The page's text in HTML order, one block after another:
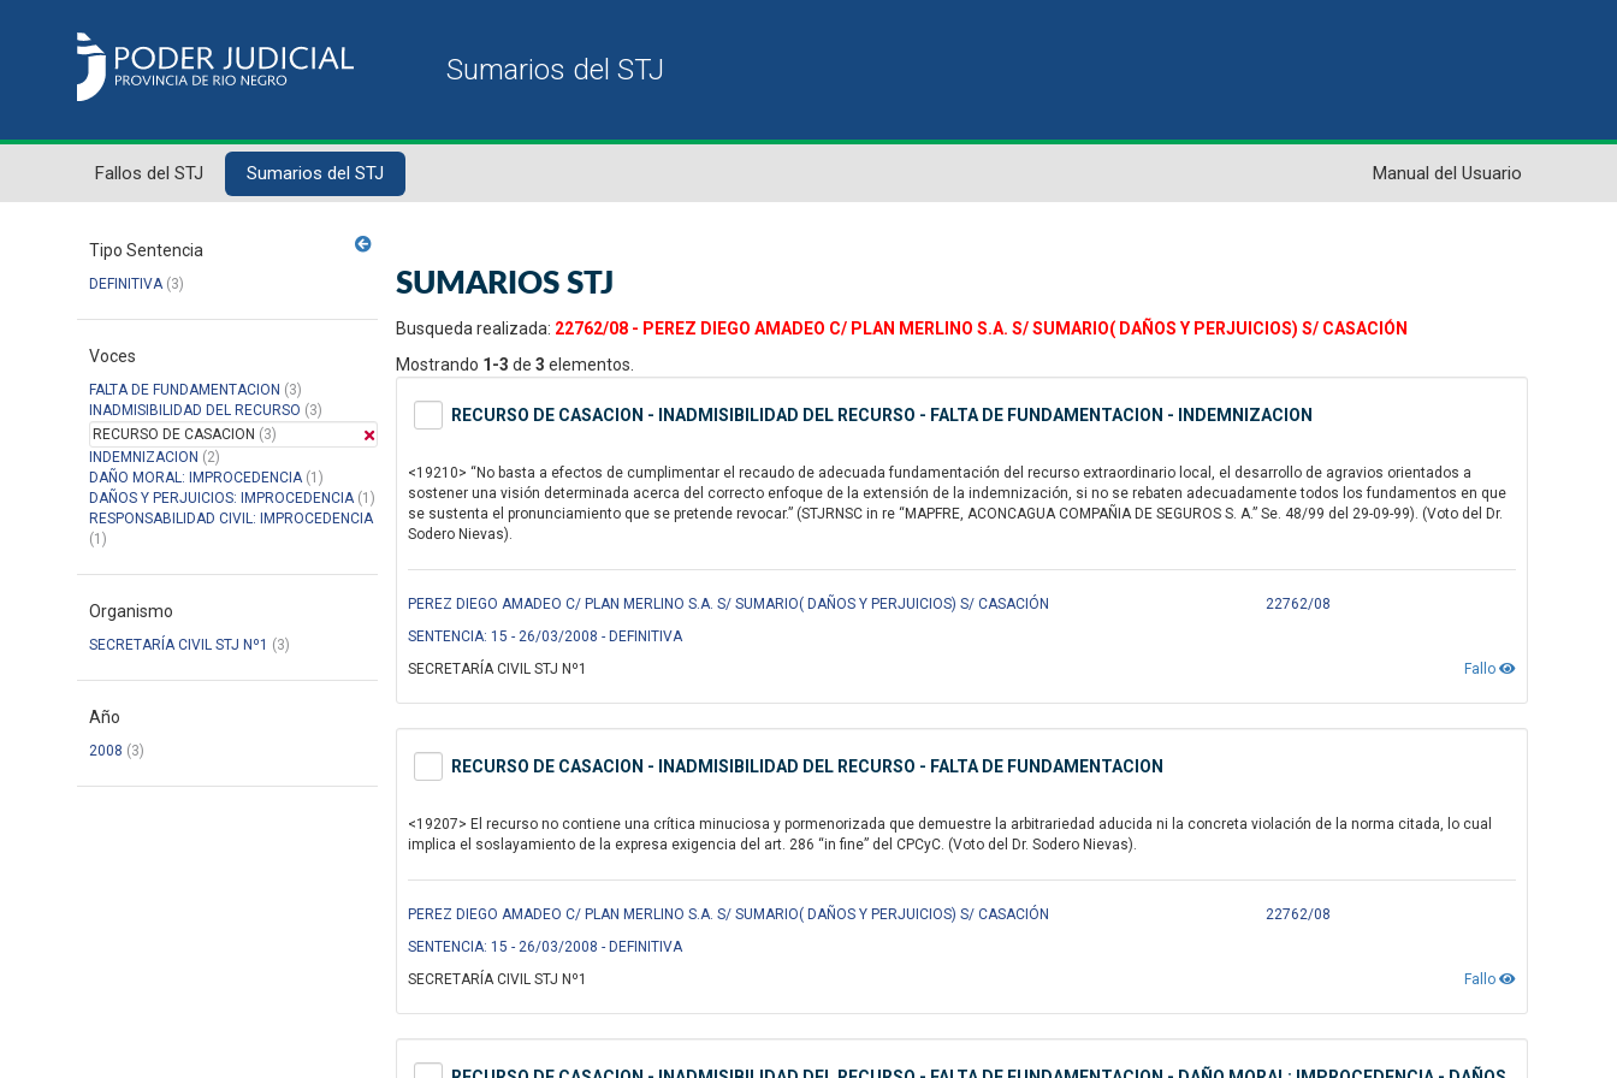
Fallos del STJ Sumarios del STJ Manual del Usuario
Tipo Sentencia
DEFINITIVA(3)
Voces
FALTA DE FUNDAMENTACION (3)
INADMISIBILIDAD DEL RECURSO (3)
RECURSO DE CASACION (3)
INDEMNIZACION (2)
DAÑO MORAL: IMPROCEDENCIA(1)
DAÑOS Y PERJUICIOS: IMPROCEDENCIA(1)
RESPONSABILIDAD CIVIL: IMPROCEDENCIA
(1)
Organismo
SECRETARÍA CIVIL STJ Nº1 (3)
Año
2008 (3)
SUMARIOS STJ
Busqueda realizada: 22762/08 - PEREZ DIEGO AMADEO C/ PLAN MERLINO S.A. S/ SUMARIO( DAÑOS Y PERJUICIOS) S/ CASACIÓN
Mostrando 1-3 de 3 elementos.
RECURSO DE CASACION - INADMISIBILIDAD DEL RECURSO - FALTA DE FUNDAMENTACION - INDEMNIZACION
<19210> “No basta a efectos de cumplimentar el recaudo de adecuada fundamentación del recurso extraordinario local, el desarrollo de agravios orientados a
sostener una visión determinada acerca del correcto enfoque de la extensión de la indemnización, si no se rebaten adecuadamente todos los fundamentos en que
se sustenta el pronunciamiento que se pretende revocar.” (STJRNSC in re “MAPFRE, ACONCAGUA COMPAÑIA DE SEGUROS S. A.” Se. 48/99 del 29-09-99). (Voto del Dr.
Sodero Nievas).
PEREZ DIEGO AMADEO C/ PLAN MERLINO S.A. S/ SUMARIO( DAÑOS Y PERJUICIOS) S/ CASACIÓN
22762/08
SENTENCIA: 15 - 26/03/2008 - DEFINITIVA
Fallo
SECRETARÍA CIVIL STJ Nº1
RECURSO DE CASACION - INADMISIBILIDAD DEL RECURSO - FALTA DE FUNDAMENTACION
<19207> El recurso no contiene una crítica minuciosa y pormenorizada que demuestre la arbitrariedad aducida ni la concreta violación de la norma citada, lo cual
implica el soslayamiento de la expresa exigencia del art. 286 “in fine” del CPCyC. (Voto del Dr. Sodero Nievas).
PEREZ DIEGO AMADEO C/ PLAN MERLINO S.A. S/ SUMARIO( DAÑOS Y PERJUICIOS) S/ CASACIÓN
22762/08
SENTENCIA: 15 - 26/03/2008 - DEFINITIVA
Fallo
SECRETARÍA CIVIL STJ Nº1